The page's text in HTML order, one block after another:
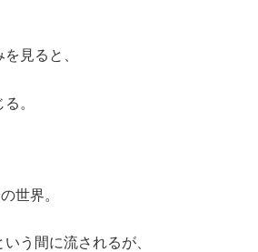
見ると、
。
世界。
う間に流されるが、